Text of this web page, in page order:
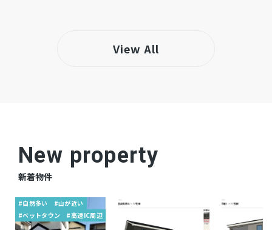
View All
New property
新着物件
#自然多い
#山が近い
#ベットタウン
#高速IC周辺